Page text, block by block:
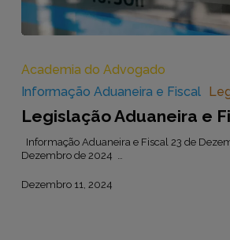
e
Academia do Advogado
Informação Aduaneira e Fiscal
Legislação Aduaneira e
Informação Aduaneira e Fiscal 23 de
Dezembro de 2024 …
Dezembro 11, 2024